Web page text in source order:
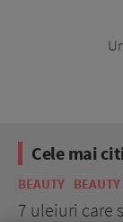
Cele mai
BEAUTY
7 uleiuri care